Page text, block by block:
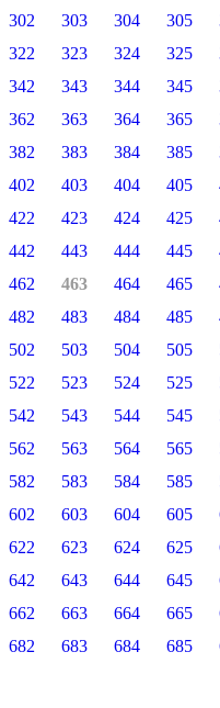
302
303 304 305
322
323 324 325
342
343 344 345
362
363 364 365
382
383 384 385
402
403 404 405
422
423 424 425
442
443 444 445
462
463 464 465
482
483 484 485
502
503 504 505
522
523 524 525
542
543 544 545
562
563 564 565
582
583 584 585
602
603 604 605
622
623 624 625
642
643 644 645
662
663 664 665
682
683 684 685